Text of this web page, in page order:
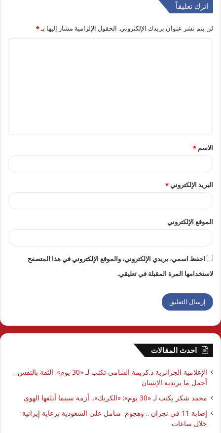
اترك تعليقاً
لن يتم نشر عنوان بريدك الإلكتروني. الحقول الإلزامية مشار إليها بـ*
ق
*
الاسم *
البريد الإلكتروني*
الموقع الإلكتروني
احفظ اسمي، بريدي الإلكتروني، والموقع الإلكتروني في هذا المتصفح
لاستخدامها المرة المقبلة في تعليقي.
احدث المقالات
الإعلامية الجزائرية د.كريمة الشامي تكتب لـ «30 يوم»: الثقة بالنفس…
أجمل ما يرتديه الإنسان
محمد شكر يكتب لـ «30 يوم»: «الكرنك».. أزمة سينما أتلفها الهوى
إصابة 11 في نجران .. وهجوم شامل على السعودية برعاية إيرانية
خلال ساعات